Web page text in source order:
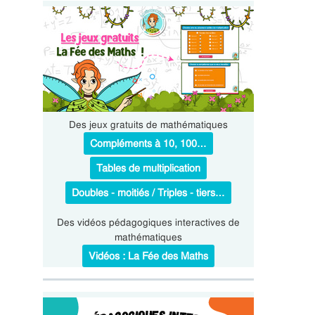
Des jeux gratuits de mathématiques
Compléments à 10, 100…
Tables de multiplication
Doubles - moitiés / Triples - tiers…
Des vidéos pédagogiques interactives de
mathématiques
Vidéos : La Fée des Maths